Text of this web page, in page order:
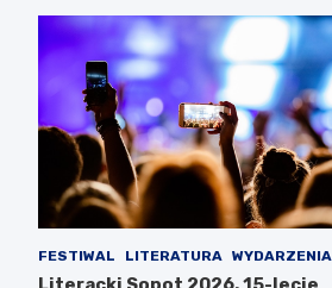
FESTIWAL LITERATURA WYDARZENIA